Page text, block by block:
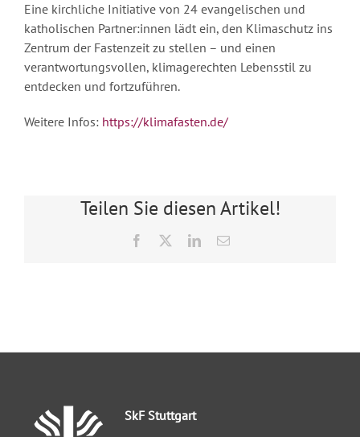
Eine kirchliche Initiative von 24 evangelischen und
katholischen Partner:innen lädt ein, den Klimaschutz ins
Zentrum der Fastenzeit zu stellen – und einen
verantwortungsvollen, klimagerechten Lebensstil zu
entdecken und fortzuführen.
Weitere Infos: https://klimafasten.de/
Teilen Sie diesen Artikel!
Facebook LinkedIn
E-
SkF Stuttgart